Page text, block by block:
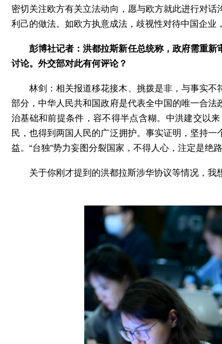
密切关注欧方有关立法动向，愿与欧方就此进行对
利己的做法。如欧方执意成法，歧视性对待中国企
彭博社记者：洪都拉斯新任总统称，政府需重
讨论。外交部对此有何评论？
林剑：相关报道移花接木、挑拨是非，与事实
部分，中华人民共和国政府是代表全中国的唯一合
治基础和前提条件，容不得半点含糊。中洪建交以
民，也得到两国人民的广泛拥护。事实证明，坚持
益。“台独”势力妄图分裂国家，不得人心，注定是绝
关于你刚才提到的洪都拉斯涉华协议等情况，